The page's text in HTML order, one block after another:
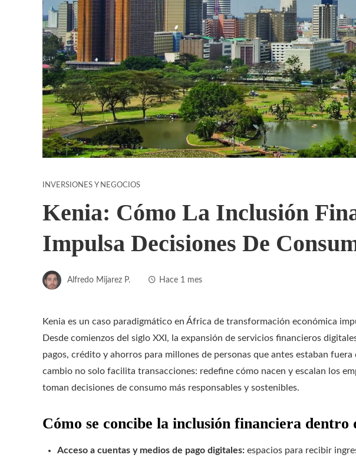
INVERSIONES Y NEGOCIOS
Kenia: Cómo La Inclusión
Impulsa Decisiones De
Alfredo Mijarez P. Hace 1 mes
Kenia es un caso paradigmático en África de transformación económica
Desde comienzos del siglo XXI, la expansión de servicios financieros
pagos, crédito y ahorros para millones de personas que antes estaban
cambio no solo facilita transacciones: redefine cómo nacen y escalan los
toman decisiones de consumo más responsables y sostenibles.
Cómo se concibe la inclusión financiera dentro
Acceso a cuentas y medios de pago digitales: espacios para recibir